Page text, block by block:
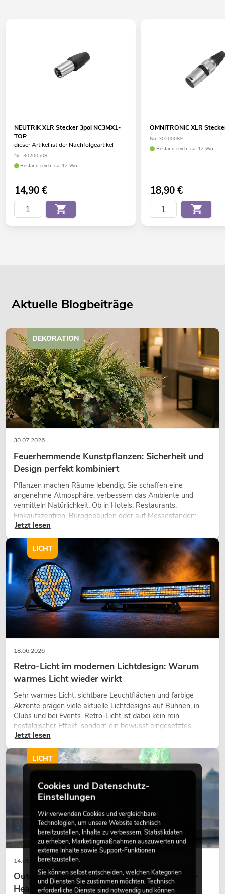
NEUTRIK XLR Stecker 3pol NC3MX1-
TOP
dieser Artikel ist der Nachfolgeartikel
No. 30200508
Bestand reicht ca. 12 Wo.
14,90€
OMNITRONIC XLR
No. 30200089
Bestand reicht ca. 12 Wo.
18,90€
Aktuelle Blogbeiträge
30.07.2026
Feuerhemmende Kunstpflanzen: Sicherheit und
Design perfekt kombiniert
Pflanzen machen Räume lebendig. Sie schaffen eine
angenehme Atmosphäre, verbessern das Ambiente und
vermitteln Natürlichkeit. Ob in Hotels, Restaurants,
Einkaufszentren, Bürogebäuden oder auf Messeständen:
eine hochwertige Begrünung gehört heute längst zum
Jetzt lesen
DEKORATION
18.06.2026
Retro-Licht im modernen Lichtdesign: Warum
warmes Licht wieder wirkt
Sehr warmes Licht, sichtbare Leuchtflächen und farbige
Akzente prägen viele aktuelle Lichtdesigns auf Bühnen, in
Clubs und bei Events. Retro-Licht ist dabei kein rein
nostalgischer Effekt, sondern ein bewusst eingesetztes
Gestaltungsmittel: Es schafft Atmosphäre, gibt Szenen
wirken lassen.
Jetzt lesen
LICHT
14.05.2026
Outdoor Moving-Heads: Wetterfeste Moving-
Heads bei Events
LICHT
Cookies und Datenschutz-
Einstellungen
Wir verwenden Cookies und vergleichbare
Technologien, um unsere Website technisch
bereitzustellen, Inhalte zu verbessern, Statistikdaten
zu erheben, Marketingmaßnahmen auszuwerten und
externe Inhalte sowie Support-Funktionen
bereitzustellen.
Sie können selbst entscheiden, welchen Kategorien
und Diensten Sie zustimmen möchten. Technisch
erforderliche Dienste sind notwendig und können